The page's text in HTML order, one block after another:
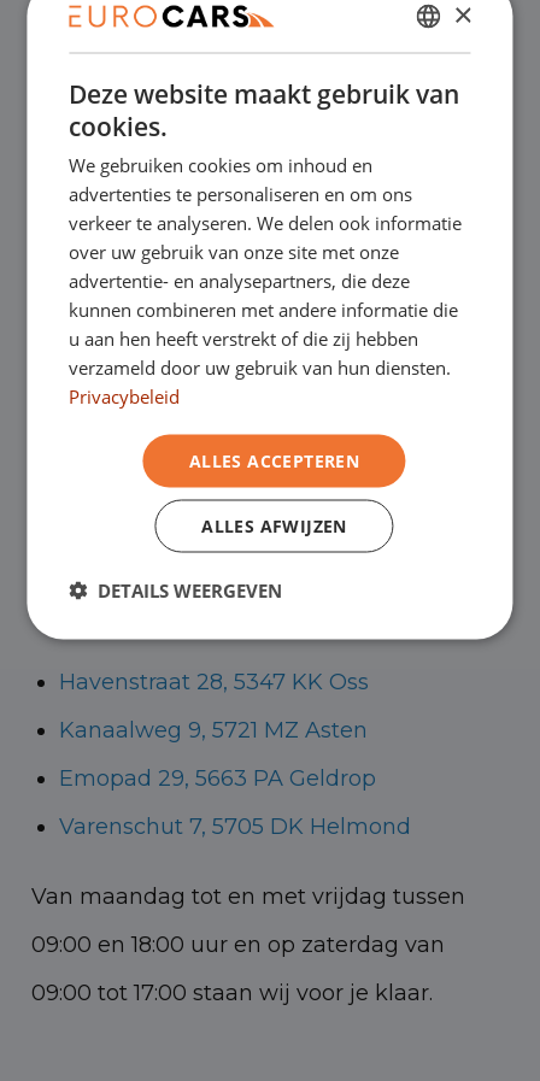
Online kopen, niet goed geld terug
Financial lease – Soepele acceptatie
Gratis thuisbezorgd bij online aankoop
Onze showrooms
Je bent van harte welkom in een van onze
showrooms om de occasions te bekijken –
kunt in Asten terecht voor onze
bedrijfswagens en in Oss, Geldrop en
Havenstraat 28, 5347 KK Oss
Kanaalweg 9, 5721 MZ Asten
Emopad 29, 5663 PA Geldrop
Varenschut 7, 5705 DK Helmond
Van maandag tot en met vrijdag tussen
09:00 en 18:00 uur en op zaterdag van
09:00 tot 17:00 staan wij voor je klaar.
DUTCH
ENGLISH
×
Deze website maakt gebruik van
cookies.
We gebruiken cookies om inhoud en
advertenties te personaliseren en om ons
verkeer te analyseren. We delen ook informatie
over uw gebruik van onze site met onze
advertentie- en analysepartners, die deze
kunnen combineren met andere informatie die
u aan hen heeft verstrekt of die zij hebben
verzameld door uw gebruik van hun diensten.
Privacybeleid
ALLES ACCEPTEREN
ALLES AFWIJZEN
DETAILS WEERGEVEN